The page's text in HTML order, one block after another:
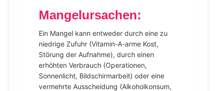
Mangelursachen:
Ein Mangel kann entweder durch eine zu
niedrige Zufuhr (Vitamin-A-arme Kost,
Störung der Aufnahme), durch einen
erhöhten Verbrauch (Operationen,
Sonnenlicht, Bildschirmarbeit) oder eine
vermehrte Ausscheidung (Alkoholkonsum,